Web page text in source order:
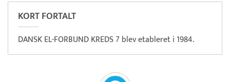
KORT FORTALT
DANSK EL-FORBUND KREDS 7 blev etableret i 1984.